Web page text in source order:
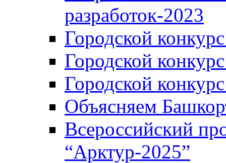
разработок-2023
Городской
Городской
Городской
Объясняем
Всероссийский
“Арктур-2025”